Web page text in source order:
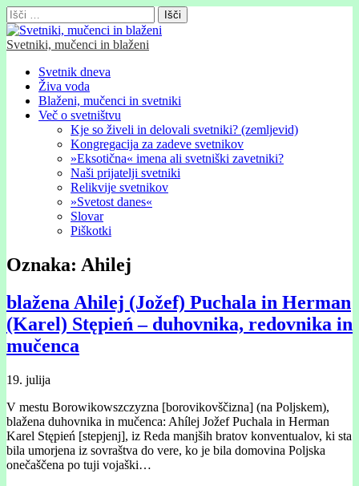
Išči:
Svetniki, mučenci in blaženi
Glavni
meni
Skip
content
Svetnik dneva
Živa voda
Blaženi, mučenci in svetniki
Več o svetništvu
Kje so živeli in delovali svetniki? (zemljevid)
Kongregacija za zadeve svetnikov
»Eksotična« imena ali svetniški zavetniki?
Naši prijatelji svetniki
Relikvije svetnikov
»Svetost danes«
Slovar
Piškotki
Oznaka: Ahilej
blažena Ahilej (Jožef) Puchala in Herman
(Karel) Stępień – duhovnika, redovnika in
mučenca
19. julija
V mestu Borowikowszczyzna [borovikovščizna] (na Poljskem),
blažena duhovnika in mučenca: Ahílej Jožef Puchala in Herman
Karel Stępień [stepjenj], iz Reda manjših bratov konventualov, ki sta
bila umorjena iz sovraštva do vere, ko je bila domovina Poljska
onečaščena po tuji vojaški…